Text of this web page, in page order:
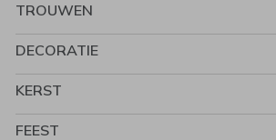
TROUWEN
DECORATIE
KERST
FEEST